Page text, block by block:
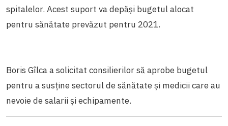
spitalelor. Acest suport va depăși bugetul alocat
pentru sănătate prevăzut pentru 2021.
Boris Gîlca a solicitat consilierilor să aprobe bugetul
pentru a susține sectorul de sănătate și medicii care au
nevoie de salarii și echipamente.